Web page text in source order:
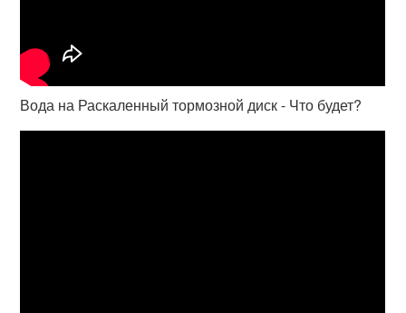
Вода на Раскаленный тормозной диск - Что будет?